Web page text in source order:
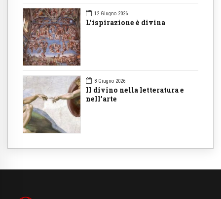
12 Giugno 2026
L'ispirazione è divina
8 Giugno 2026
Il divino nella letteratura e
nell’arte